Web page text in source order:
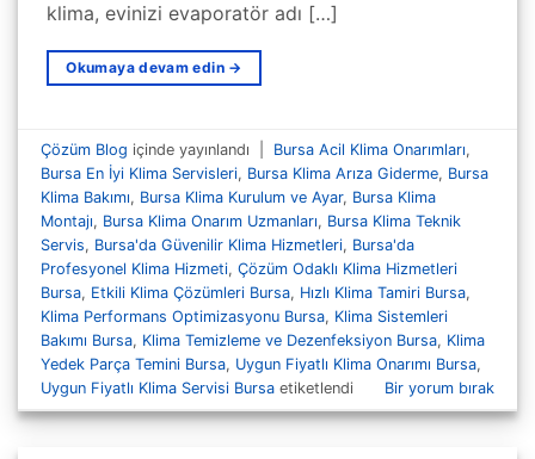
klima, evinizi evaporatör adı […]
Okumaya devam edin →
Çözüm Blog içinde yayınlandı Bursa Acil Klima Onarımları,
Bursa En İyi Klima Servisleri, Bursa Klima Arıza Giderme, Bursa
Klima Bakımı, Bursa Klima Kurulum ve Ayar, Bursa Klima
Montajı, Bursa Klima Onarım Uzmanları, Bursa Klima Teknik
Servis, Bursa'da Güvenilir Klima Hizmetleri, Bursa'da
Profesyonel Klima Hizmeti,Çözüm Odaklı Klima Hizmetleri
Bursa, Etkili Klima Çözümleri Bursa, Hızlı Klima Tamiri Bursa,
Klima Performans Optimizasyonu Bursa, Klima Sistemleri
Bakımı Bursa, Klima Temizleme ve Dezenfeksiyon Bursa, Klima
Yedek Parça Temini Bursa, Uygun Fiyatlı Klima Onarımı Bursa,
Uygun Fiyatlı Klima Servisi Bursa etiketlendi Bir yorum bırak